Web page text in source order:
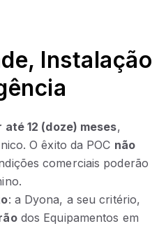
Instalação
12 (doze) meses,
O êxito da POC não
comerciais poderão
: a Dyona, a seu critério,
dos Equipamentos em